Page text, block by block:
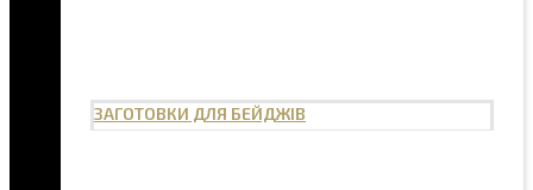
ЗАГОТОВКИ ДЛЯ БЕЙДЖІВ